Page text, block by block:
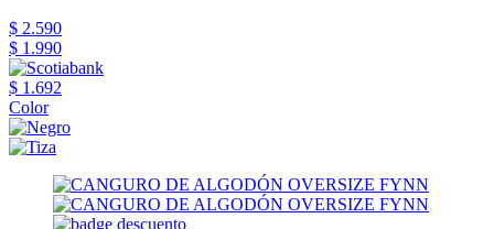
$ 2.590
$ 1.990
$ 1.692
Color